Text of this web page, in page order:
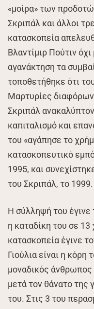
«μοίρα» των
Σκριπάλ και άλλοι
κατασκοπεία
Βλαντίμιρ Πούτιν
αγανάκτηση τα
τοποθετήθηκε ότι
Μαρτυρίες διαφόρων
Σκριπάλ
καπιταλισμό και
του «αγάπησε το
κατασκοπευτικό
1995, και
του Σκριπάλ, το 1999.
Η σύλληψή του έγινε
η καταδίκη του σε 13
κατασκοπεία έγινε
Γιούλια είναι η κόρη
μοναδικός
μετά τον θάνατο της
του. Στις 3 του